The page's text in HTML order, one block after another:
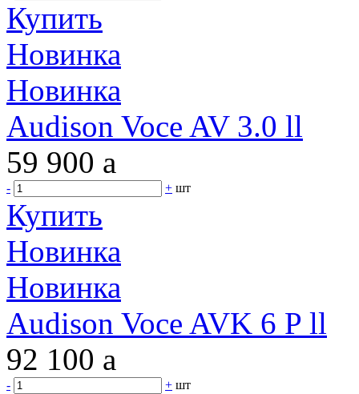
Купить
Новинка
Новинка
Audison Voce AV 3.0 ll
59 900 a
- + шт
Купить
Новинка
Новинка
Audison Voce AVK 6 P ll
92 100 a
- + шт